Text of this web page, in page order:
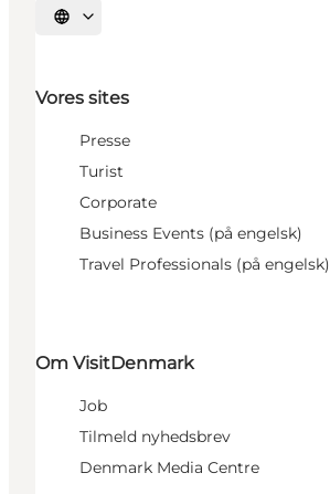
Vælg sprog
Vores sites
Presse
Turist
Corporate
Business Events (på engelsk)
Travel Professionals (på engelsk)
Om VisitDenmark
Job
Tilmeld nyhedsbrev
Denmark Media Centre